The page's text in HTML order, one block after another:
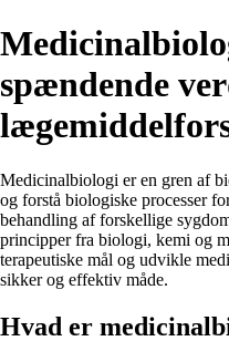
spændende
Medicinalbiologi er en gren af
og forstå biologiske processer
behandling af forskellige
principper fra biologi, kemi og
terapeutiske mål og udvikle
sikker og effektiv måde.
Hvad er